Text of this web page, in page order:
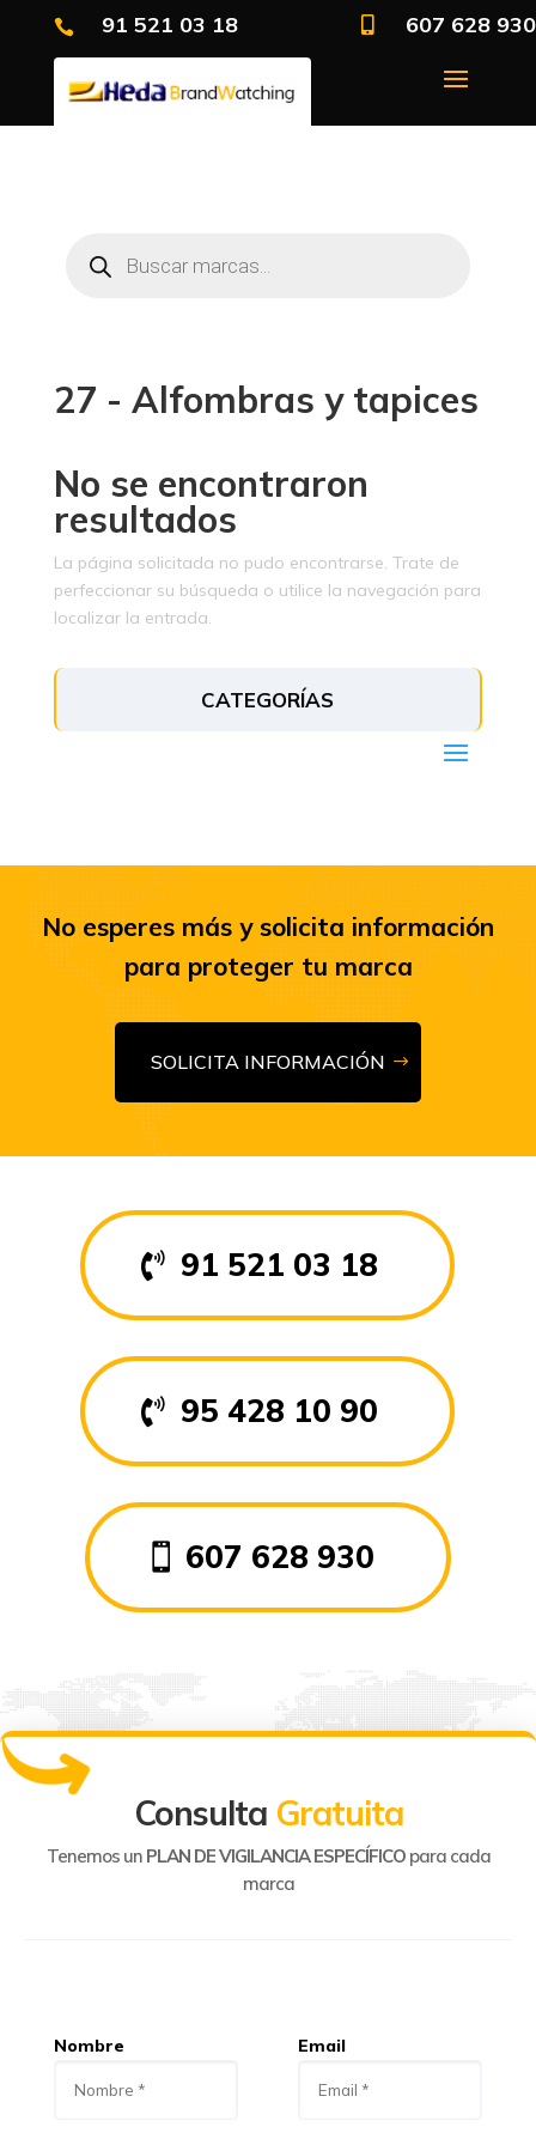
 607 628 930
 91 521 03 18
productos
27 - Alfombras y tapices
No se encontraron
resultados
La página solicitada no pudo encontrarse. Trate de
perfeccionar su búsqueda o utilice la navegación para
localizar la entrada.
CATEGORÍAS
No esperes más y solicita información
para proteger tu marca
SOLICITA INFORMACIÓN
91 521 03 18
95 428 10 90
607 628 930
ConsultaGratuita
Tenemos un PLAN DE VIGILANCIA ESPECÍFICOpara cada
marca
Nombre Email